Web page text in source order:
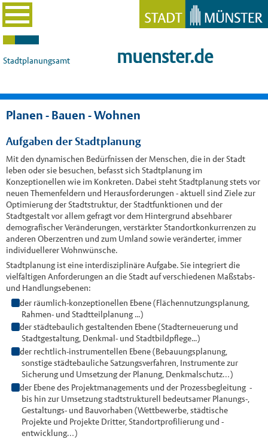
Stadtplanungsamt muenster.de
Planen - Bauen - Wohnen
Aufgaben der Stadtplanung
Mit den dynamischen Bedürfnissen der Menschen, die in der Stadt
leben oder sie besuchen, befasst sich Stadtplanung im
Konzeptionellen wie im Konkreten. Dabei steht Stadtplanung stets vor
neuen Themenfeldern und Herausforderungen - aktuell sind Ziele zur
Optimierung der Stadtstruktur, der Stadtfunktionen und der
Stadtgestalt vor allem gefragt vor dem Hintergrund absehbarer
demografischer Veränderungen, verstärkter Standortkonkurrenzen zu
anderen Oberzentren und zum Umland sowie veränderter, immer
individuellerer Wohnwünsche.
Stadtplanung ist eine interdisziplinäre Aufgabe. Sie integriert die
vielfältigen Anforderungen an die Stadt auf verschiedenen Maßstabs-
und Handlungsebenen:
der räumlich-konzeptionellen Ebene (Flächennutzungsplanung,
Rahmen- und Stadtteilplanung ...)
der städtebaulich gestaltenden Ebene (Stadterneuerung und
Stadtgestaltung, Denkmal- und Stadtbildpflege...)
der rechtlich-instrumentellen Ebene (Bebauungsplanung,
sonstige städtebauliche Satzungsverfahren, Instrumente zur
Sicherung und Umsetzung der Planung, Denkmalschutz…)
der Ebene des Projektmanagements und der Prozessbegleitung -
bis hin zur Umsetzung stadtstrukturell bedeutsamer Planungs-,
Gestaltungs- und Bauvorhaben (Wettbewerbe, städtische
Projekte und Projekte Dritter, Standortprofilierung und -
entwicklung…)